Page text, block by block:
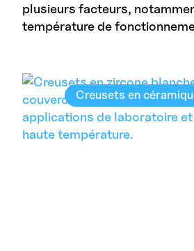
plusieurs facteurs,
température de
Creusets en